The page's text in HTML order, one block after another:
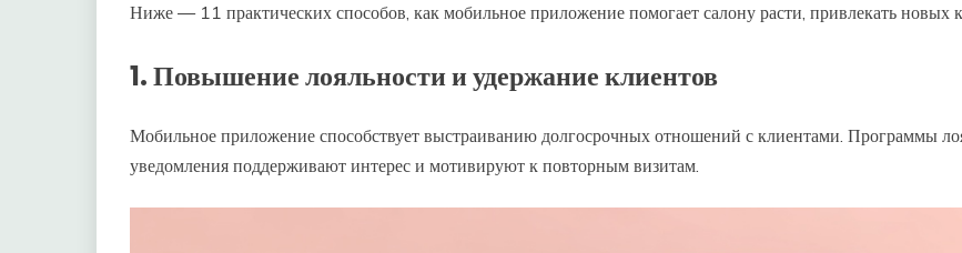
Ниже — 11 практических способов, как мобильное приложение помогает салону расти, привлекать новых
1. Повышение лояльности и удержание клиентов
Мобильное приложение способствует выстраиванию долгосрочных отношений с клиентами. Программы
уведомления поддерживают интерес и мотивируют к повторным визитам.